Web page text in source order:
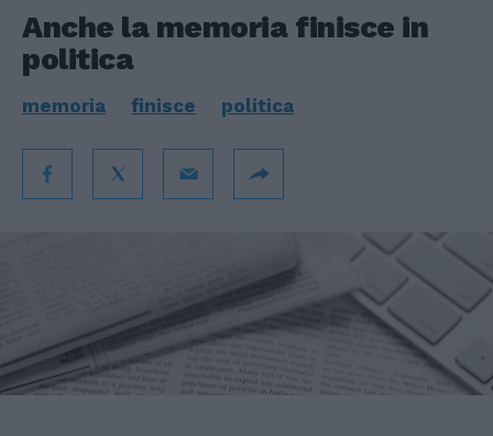
Anche la memoria finisce in
politica
memoria finisce politica